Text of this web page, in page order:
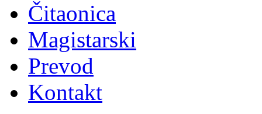
Čitaonica
Magistarski
Prevod
Kontakt